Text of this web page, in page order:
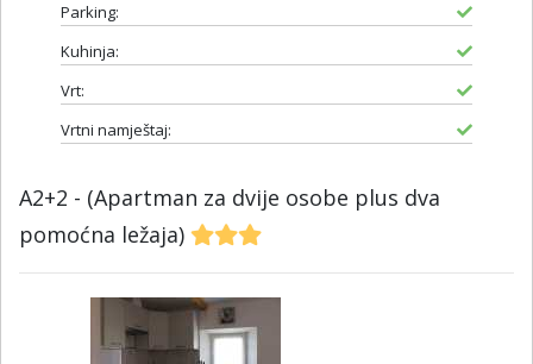
Parking:
Kuhinja:
Vrt:
Vrtni namještaj:
A2+2 - (Apartman za dvije osobe plus dva
pomoćna ležaja)